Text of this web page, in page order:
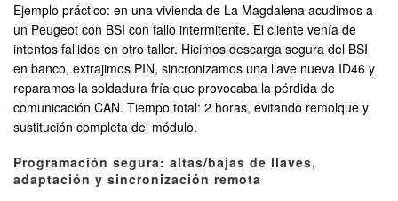
Ejemplo práctico: en una vivienda de La Magdalena acudimos a
un Peugeot con BSI con fallo intermitente. El cliente venía de
intentos fallidos en otro taller. Hicimos descarga segura del BSI
en banco, extrajimos PIN, sincronizamos una llave nueva ID46 y
reparamos la soldadura fría que provocaba la pérdida de
comunicación CAN. Tiempo total: 2 horas, evitando remolque y
sustitución completa del módulo.
Programación segura: altas/bajas de llaves,
adaptación y sincronización remota